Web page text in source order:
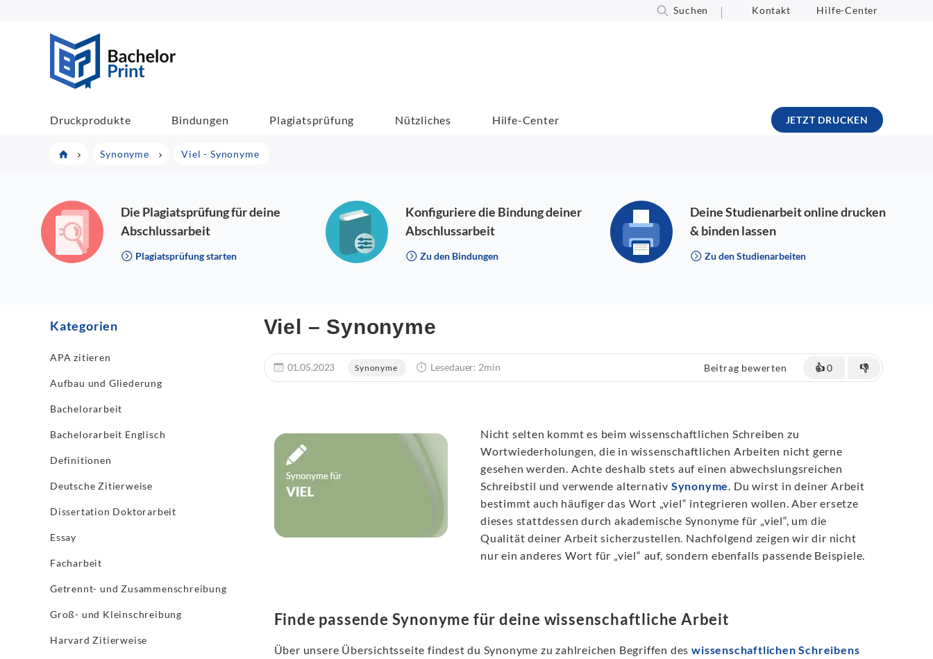
Suchen Kontakt Hilfe-Center
Druckprodukte Bindungen Plagiatsprüfung Nützliches Hilfe-Center JETZT DRUCKEN
Synonyme Viel - Synonyme
Die Plagiatsprüfung für deine
Abschlussarbeit
Plagiatsprüfung starten
Konfiguriere die Bindung deiner
Abschlussarbeit
Zu den Bindungen
Deine Studienarbeit online drucken
& binden lassen
Zu den Studienarbeiten
Kategorien
APA zitieren
Aufbau und Gliederung
Bachelorarbeit
Bachelorarbeit Englisch
Definitionen
Deutsche Zitierweise
Dissertation Doktorarbeit
Essay
Facharbeit
Getrennt- und Zusammenschreibung
Groß- und Kleinschreibung
Harvard Zitierweise
Viel – Synonyme
01.05.2023 Synonyme Lesedauer: 2min Beitrag bewerten 👍0 👎
Nicht selten kommt es beim wissenschaftlichen Schreiben zu
Wortwiederholungen, die in wissenschaftlichen Arbeiten nicht gerne
gesehen werden. Achte deshalb stets auf einen abwechslungsreichen
Schreibstil und verwende alternativ Synonyme. Du wirst in deiner Arbeit
bestimmt auch häufiger das Wort „viel“ integrieren wollen. Aber ersetze
dieses stattdessen durch akademische Synonyme für „viel“, um die
Qualität deiner Arbeit sicherzustellen. Nachfolgend zeigen wir dir nicht
nur ein anderes Wort für „viel“ auf, sondern ebenfalls passende Beispiele.
Finde passende Synonyme für deine wissenschaftliche Arbeit
Über unsere Übersichtsseite findest du Synonyme zu zahlreichen Begriffen deswissenschaftlichen Schreibens